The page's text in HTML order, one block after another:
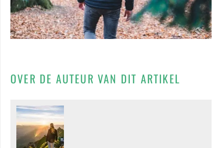
OVER DE AUTEUR VAN DIT ARTIKEL